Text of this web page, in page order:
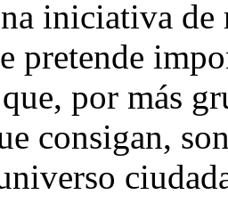
iniciativa
pretende
por más
consigan,